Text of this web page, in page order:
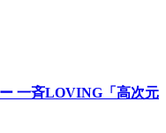
一斉LOVING「高次元